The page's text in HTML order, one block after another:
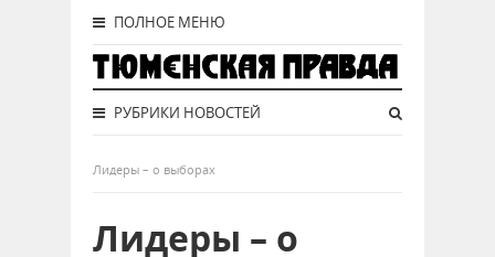
ПОЛНОЕ МЕНЮ
РУБРИКИ НОВОСТЕЙ
Лидеры – о выборах
Лидеры – о